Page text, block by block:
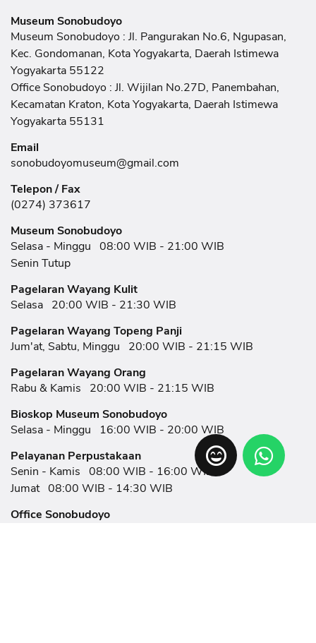
Museum Sonobudoyo
Museum Sonobudoyo : Jl. Pangurakan No.6, Ngupasan,
Kec. Gondomanan, Kota Yogyakarta, Daerah Istimewa
Yogyakarta 55122
Office Sonobudoyo : Jl. Wijilan No.27D, Panembahan,
Kecamatan Kraton, Kota Yogyakarta, Daerah Istimewa
Yogyakarta 55131
Email
sonobudoyomuseum@gmail.com
Telepon / Fax
(0274) 373617
Museum Sonobudoyo
Selasa - Minggu 08:00 WIB - 21:00 WIB
Senin Tutup
Pagelaran Wayang Kulit
Selasa 20:00 WIB - 21:30 WIB
Pagelaran Wayang Topeng Panji
Jum'at, Sabtu, Minggu
20:00 WIB - 21:15 WIB
Pagelaran Wayang Orang
Rabu & Kamis
20:00 WIB - 21:15 WIB
Bioskop Museum Sonobudoyo
Selasa - Minggu
16:00 WIB - 20:00 WIB
Pelayanan Perpustakaan
Senin - Kamis 08:00 WIB - 16:00 WIB
Jumat 08:00 WIB - 14:30 WIB
Office Sonobudoyo